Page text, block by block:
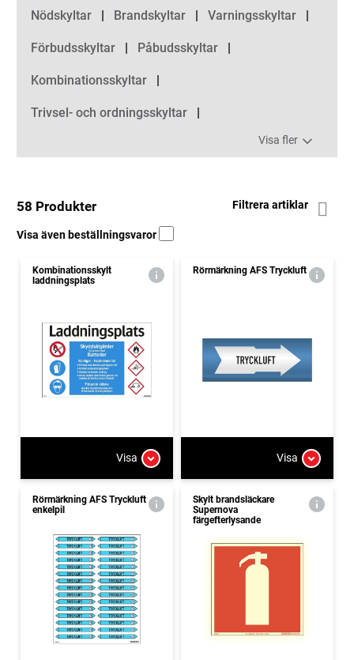
Kategorier
Nödskyltar Brandskyltar Varningsskyltar
Förbudsskyltar Påbudsskyltar
Kombinationsskyltar
Trivsel- och ordningsskyltar
Visa fler
58 Produkter Filtrera artiklar
Visa även beställningsvaror
Kombinationsskylt
laddningsplats
Visa
Rörmärkning AFS Tryckluft
Visa
Rörmärkning AFS Tryckluft
enkelpil
Skylt brandsläckare
Supernova
färgefterlysande